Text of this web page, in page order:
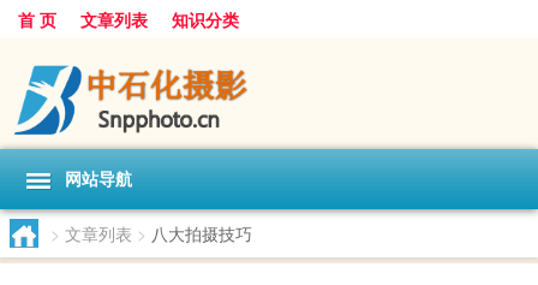
首 页 文章列表 知识分类
网站导航
> 文章列表 > 八大拍摄技巧